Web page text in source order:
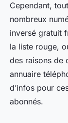
Cependant,
nombreux
inversé gratuit
la liste rouge,
des raisons de
annuaire
d’infos pour
abonnés.